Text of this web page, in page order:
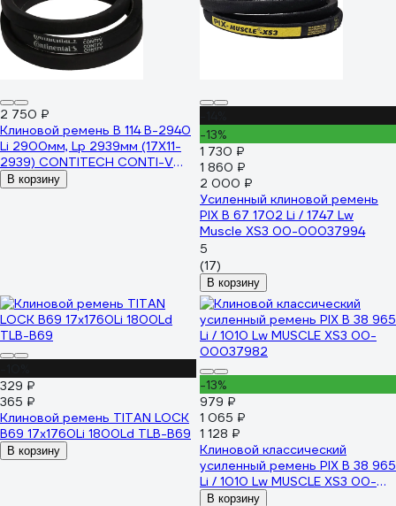
2 750 ₽
Клиновой ремень B 114 B-2940
Li 2900мм, Lp 2939мм (17X11-
2939) CONTITECH CONTI-V
B114CONTI
В корзину
-13%
1 730 ₽
1 860 ₽
2 000 ₽
Усиленный клиновой ремень
PIX B 67 1702 Li / 1747 Lw
Muscle XS3 00-00037994
5
(17)
В корзину
329 ₽
365 ₽
Клиновой ремень TITAN LOCK
B69 17x1760Li 1800Ld TLB-B69
В корзину
-13%
979 ₽
1 065 ₽
1 128 ₽
Клиновой классический
усиленный ремень PIX B 38 965
Li / 1010 Lw MUSCLE XS3 00-
00037982
В корзину